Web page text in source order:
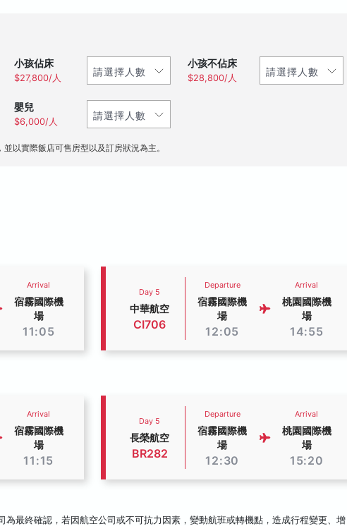
小孩佔床
$27,800/人
小孩不佔床
$28,800/人
嬰兒
$6,000/人
以實際飯店可售房型以及訂房狀況為主。
Arrival
宿霧國際機
場
11:05
Day 5
中華航空
CI706
Departure
宿霧國際機
場
12:05
Arrival
桃園國際機
場
14:55
Arrival
宿霧國際機
場
11:15
Day 5
長榮航空
BR282
Departure
宿霧國際機
場
12:30
Arrival
桃園國際機
場
15:20
為最終確認，若因航空公司或不可抗力因素，變動航班或轉機點，造成行程變更、增